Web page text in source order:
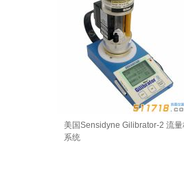
美国Sensidyne Gilibrator-2 流量
系统